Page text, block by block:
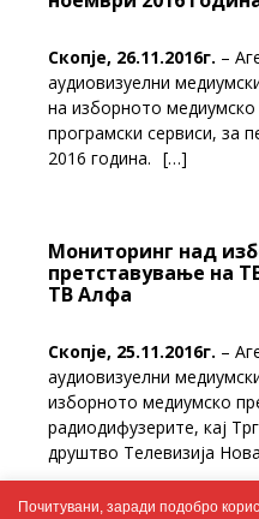
Скопје, 26.11.2016г. –
аудиовизуелни
на изборното
програмски сервиси, за
2016 година. […]
Мониторинг над
претставување на
ТВ Алфа
Скопје, 25.11.2016г. –
аудиовизуелни
изборното медиумско
радиодифузерите, кај
друштво Телевизија
Почитувани, заради подобро